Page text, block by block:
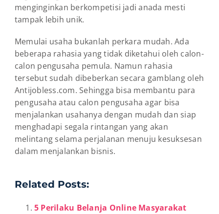
menginginkan berkompetisi jadi anada mesti
tampak lebih unik.
Memulai usaha bukanlah perkara mudah. Ada
beberapa rahasia yang tidak diketahui oleh calon-
calon pengusaha pemula. Namun rahasia
tersebut sudah dibeberkan secara gamblang oleh
Antijobless.com. Sehingga bisa membantu para
pengusaha atau calon pengusaha agar bisa
menjalankan usahanya dengan mudah dan siap
menghadapi segala rintangan yang akan
melintang selama perjalanan menuju kesuksesan
dalam menjalankan bisnis.
Related Posts:
5 Perilaku Belanja Online Masyarakat